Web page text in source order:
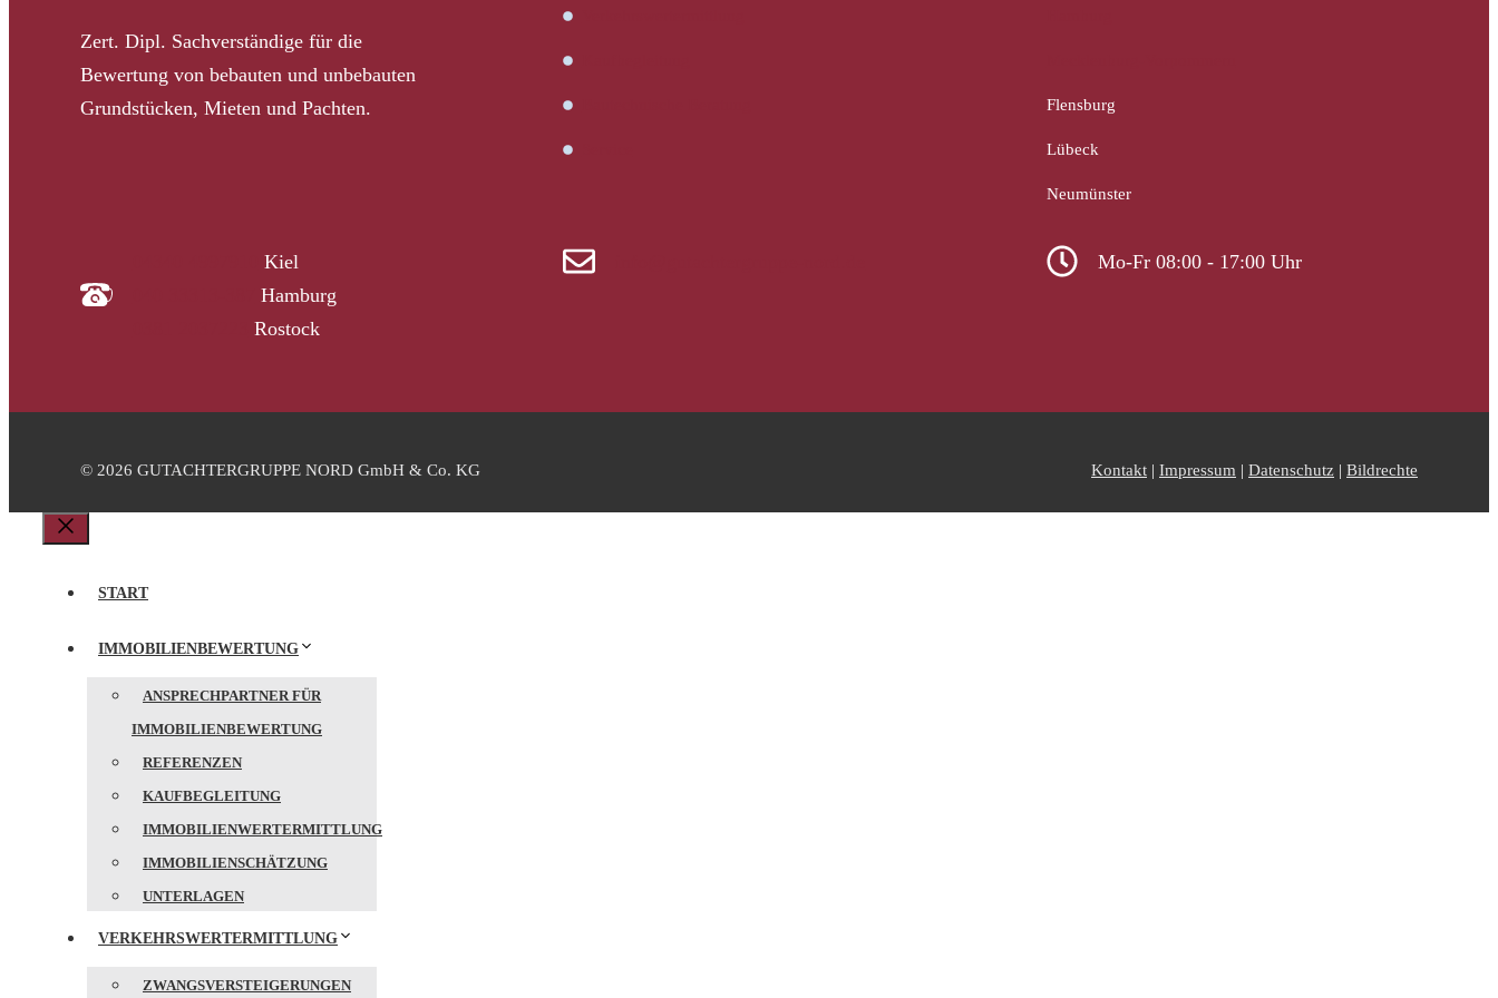
Zert. Dipl. Sachverständige für die
Bewertung von bebauten und unbebauten
Grundstücken, Mieten und Pachten.
Flensburg
Lübeck
Neumünster
Kiel
Hamburg
Rostock
Mo-Fr 08:00 - 17:00 Uhr
© 2026 GUTACHTERGRUPPE NORD GmbH & Co. KG Kontakt | Impressum | Datenschutz | Bildrechte
Schließen
START
IMMOBILIENBEWERTUNG
ANSPRECHPARTNER FÜR
IMMOBILIENBEWERTUNG
REFERENZEN
KAUFBEGLEITUNG
IMMOBILIENWERTERMITTLUNG
IMMOBILIENSCHÄTZUNG
UNTERLAGEN
VERKEHRSWERTERMITTLUNG
ZWANGSVERSTEIGERUNGEN